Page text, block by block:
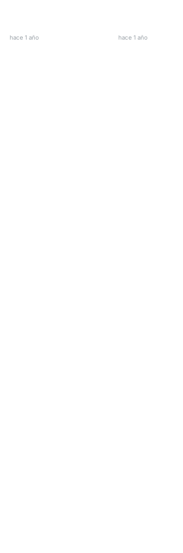
hace 1 año hace 1 año